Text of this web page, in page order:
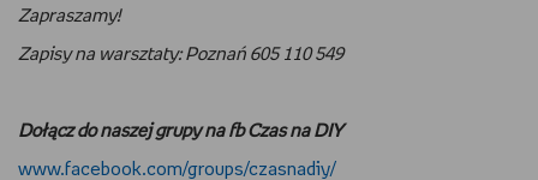
WSZYSTKO O LEGO
Zapraszamy!
Zapisy na warsztaty: Poznań 605 110 549
Dołącz do naszej grupy na fb Czas na DIY
www.facebook.com/groups/czasnadiy/